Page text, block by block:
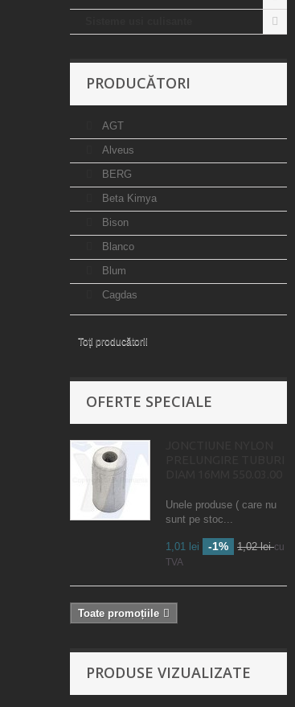
PRODUCĂTORI
AGT
Alveus
BERG
Beta Kimya
Bison
Blanco
Blum
Cagdas
Toți producătorii
OFERTE SPECIALE
Unele produse ( care nu
sunt pe stoc...
1,01 lei -1% 1,02 leicu
TVA
Toate promoțiile
PRODUSE VIZUALIZATE